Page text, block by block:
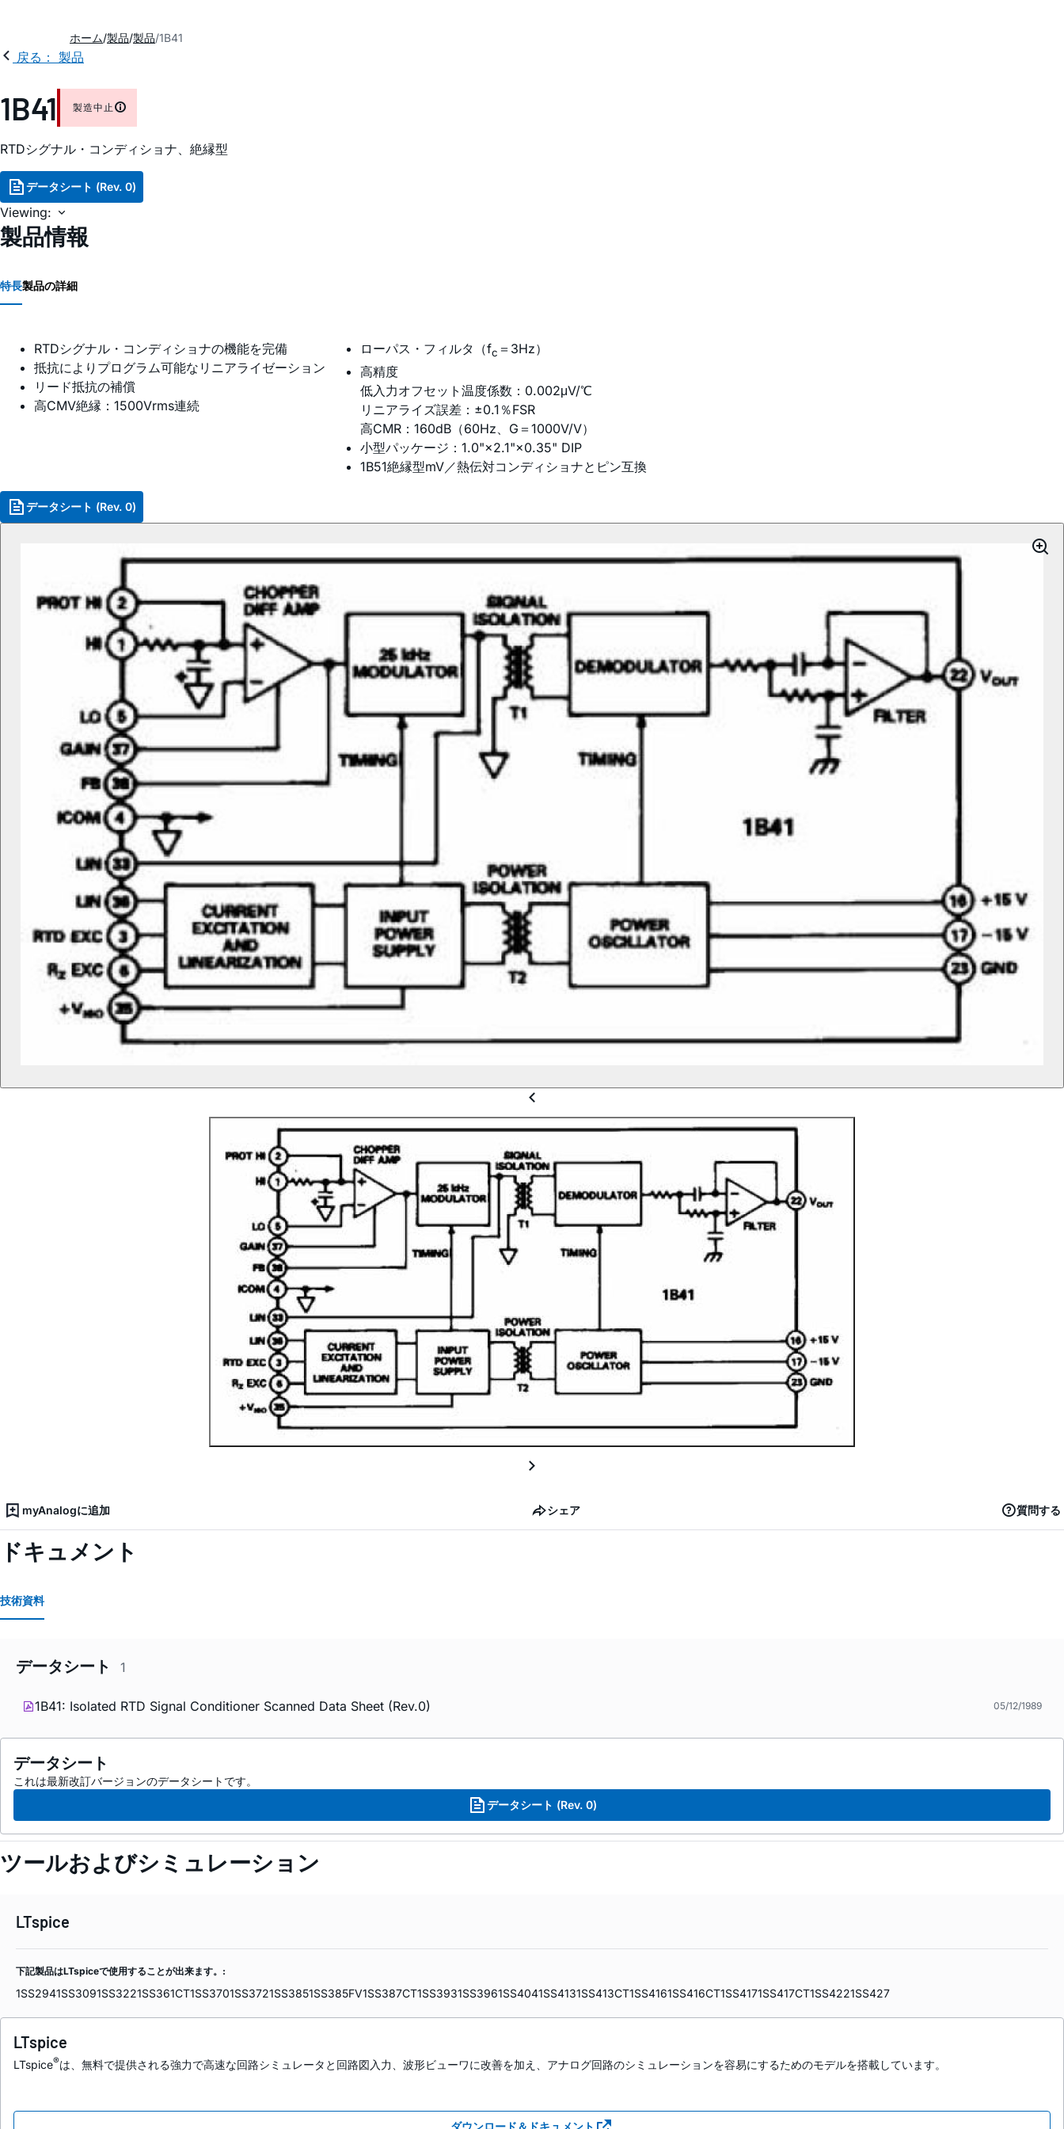
ホーム 製品 製品 1B41
戻る： 製品
1B41 製造中止
RTDシグナル・コンディショナ、絶縁型
データシート (Rev. 0)
Viewing:
製品情報
特長製品の詳細
RTDシグナル・コンディショナの機能を完備
抵抗によりプログラム可能なリニアライゼーション
リード抵抗の補償
高CMV絶縁：1500Vrms連続
ローパス・フィルタ（fc ＝3Hz）
高精度
低入力オフセット温度係数：0.002μV/℃
リニアライズ誤差：±0.1％FSR
高CMR：160dB（60Hz、G＝1000V/V）
小型パッケージ：1.0"×2.1"×0.35" DIP
1B51絶縁型mV／熱伝対コンディショナとピン互換
データシート (Rev. 0)
myAnalogに追加 シェア 質問する
ドキュメント
技術資料
データシート 1
1B41: Isolated RTD Signal Conditioner Scanned Data Sheet (Rev.0) 05/12/1989
データシート
これは最新改訂バージョンのデータシートです。
データシート (Rev. 0)
ツールおよびシミュレーション
LTspice
下記製品はLTspiceで使用することが出来ます。:
1SS2941SS3091SS3221SS361CT1SS3701SS3721SS3851SS385FV1SS387CT1SS3931SS3961SS4041SS4131SS413CT1SS4161SS416CT1SS4171SS417CT1SS4221SS427
LTspice
LTspice®は、無料で提供される強力で高速な回路シミュレータと回路図入力、波形ビューワに改善を加え、アナログ回路のシミュレーションを容易にするためのモデルを搭載しています。
ダウンロード＆ドキュメント